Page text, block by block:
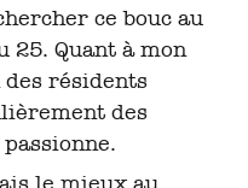
ce bouc au
25. Quant à mon
des résidents
des
le mieux au